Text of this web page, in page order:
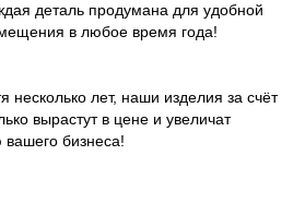
деталь продумана для удобной
в любое время года!
несколько лет, наши изделия за счёт
вырастут в цене и увеличат
вашего бизнеса!